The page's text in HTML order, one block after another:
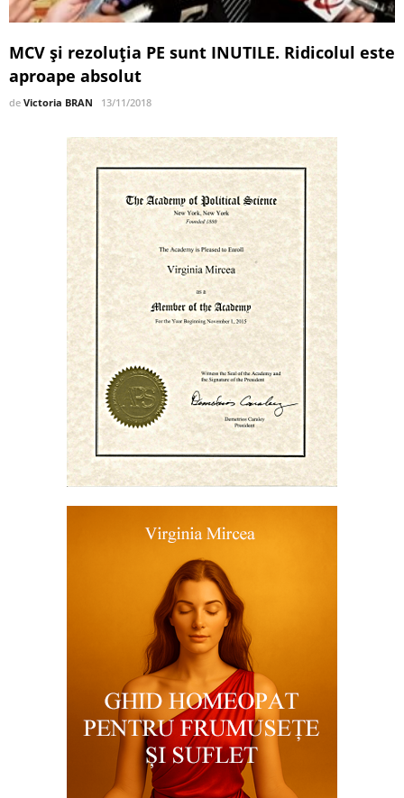
MCV şi rezoluţia PE sunt INUTILE. Ridicolul este
aproape absolut
de Victoria BRAN 13/11/2018